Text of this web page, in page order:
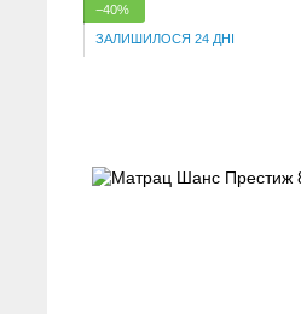
−40%
ЗАЛИШИЛОСЯ 24 ДНІ